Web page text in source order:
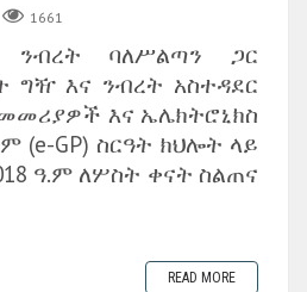
1661
ንብረት ባለሥልጣን ጋር
ግዥ እና ንብረት አስተዳደር
መመሪያዎች እና ኤሌክትሮኒክስ
(e-GP) ስርዓት ክህሎት ላይ
ዓ.ም ለሦስት ቀናት ስልጠና
READ MORE